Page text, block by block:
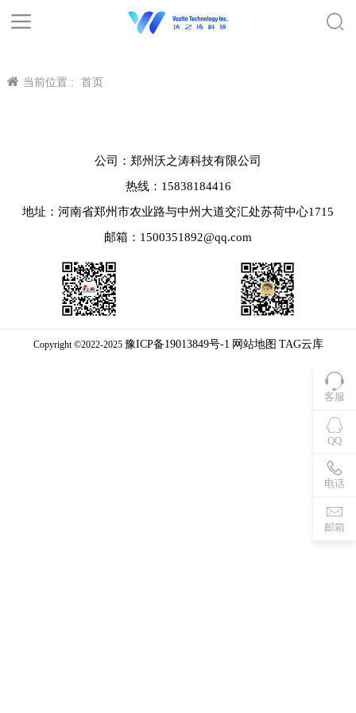
当前位置 : 首页
客服
QQ
电话
邮箱
公司：郑州沃之涛科技有限公司
热线：15838184416
地址：河南省郑州市农业路与中州大道交汇处苏荷中心1715
邮箱：1500351892@qq.com
Copyright ©2022-2025 豫ICP备19013849号-1 网站地图 TAG云库